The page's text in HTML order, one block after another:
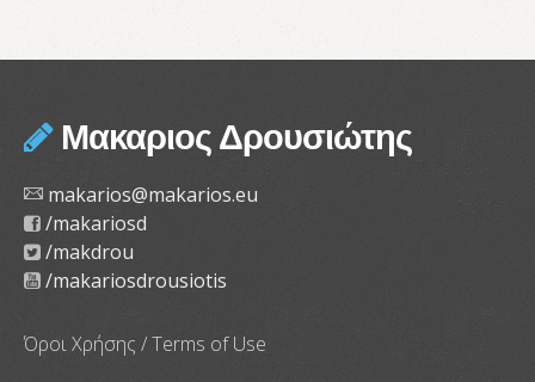
Μακαριος Δρουσιώτης
makarios@makarios.eu
/makariosd
/makdrou
/makariosdrousiotis
Όροι Χρήσης / Terms of Use